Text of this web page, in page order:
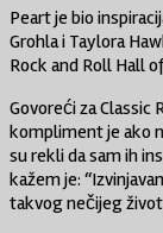
Peart je bio
Grohla i Taylora
Rock and Roll Hall
Govoreći za Classic
kompliment je ako
su rekli da sam ih
kažem je:
takvog nečijeg